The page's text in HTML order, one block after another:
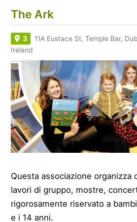
The Ark
3
11A Eustace St, Temple Bar,
Ireland
Questa associazione organizza
lavori di gruppo, mostre,
rigorosamente riservato a
e i 14 anni.